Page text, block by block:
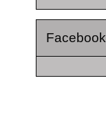
Facebook